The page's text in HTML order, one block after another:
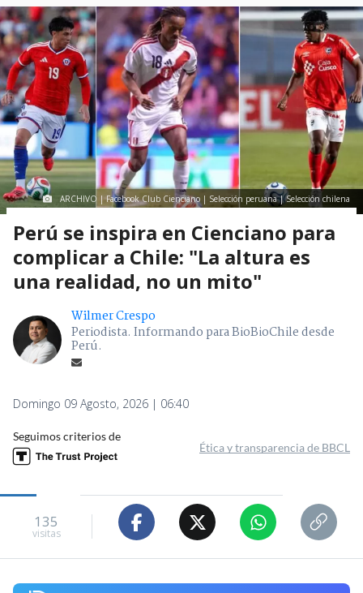
ARCHIVO | Facebook Club Cienciano | Selección peruana | Selección chilena
Perú se inspira en Cienciano para
complicar a Chile: "La altura es
una realidad, no un mito"
Wilmer Crespo
Periodista. Informando para BioBioChile desde
Perú.
Domingo 09 Agosto, 2026 | 06:40
Seguimos criterios de
Ética y transparencia de BBCL
135
visitas